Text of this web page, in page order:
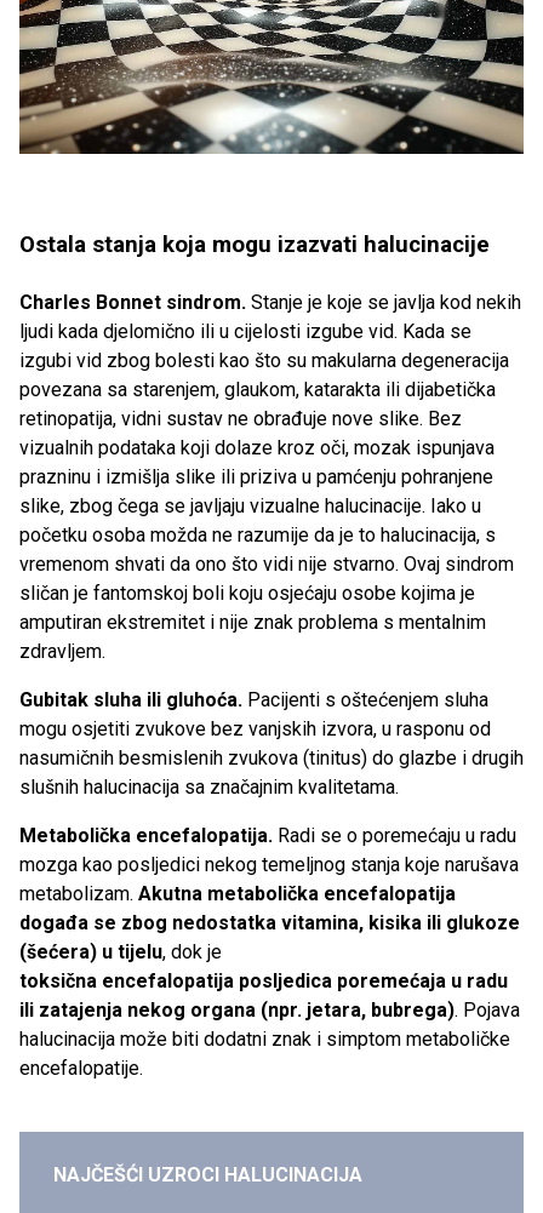
Ostala stanja koja mogu izazvati halucinacije
Charles Bonnet sindrom. Stanje je koje se javlja kod nekih
ljudi kada djelomično ili u cijelosti izgube vid. Kada se
izgubi vid zbog bolesti kao što su makularna degeneracija
povezana sa starenjem, glaukom, katarakta ili dijabetička
retinopatija, vidni sustav ne obrađuje nove slike. Bez
vizualnih podataka koji dolaze kroz oči, mozak ispunjava
prazninu i izmišlja slike ili priziva u pamćenju pohranjene
slike, zbog čega se javljaju vizualne halucinacije. Iako u
početku osoba možda ne razumije da je to halucinacija, s
vremenom shvati da ono što vidi nije stvarno. Ovaj sindrom
sličan je fantomskoj boli koju osjećaju osobe kojima je
amputiran ekstremitet i nije znak problema s mentalnim
zdravljem.
Gubitak sluha ili gluhoća. Pacijenti s oštećenjem sluha
mogu osjetiti zvukove bez vanjskih izvora, u rasponu od
nasumičnih besmislenih zvukova (tinitus) do glazbe i drugih
slušnih halucinacija sa značajnim kvalitetama.
Metabolička encefalopatija. Radi se o poremećaju u radu
mozga kao posljedici nekog temeljnog stanja koje narušava
metabolizam. Akutna metabolička encefalopatija
događa se z bog nedostatka vitamina, kisika ili glukoze
(šećera) u tijelu, dok je
toksična encefalopatija posljedica poremećaja u radu
ili zatajenja nekog organa (npr. jetara, bubrega). Pojava
halucinacija može biti dodatni znak i simptom metaboličke
encefalopatije.
NAJČEŠĆI UZROCI HALUCINACIJA